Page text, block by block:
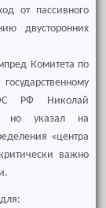
от пассивного
двусторонних
Комитета по
ФС РФ Николай
но указал на
«центра
важно